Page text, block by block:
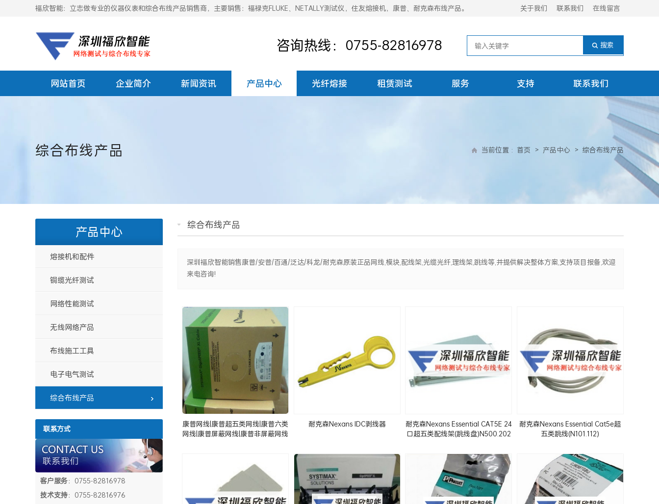
福欣智能：立志做专业的仪器仪表和综合布线产品销售商，主要销售：福禄克FLUKE、NETALLY测试仪，住友熔接机，康普、耐克森布线产品。 关于我们 联系我们 在线留言
咨询热线：0755-82816978
网站首页 企业简介 新闻资讯 产品中心 光纤熔接 租赁测试 服务 支持 联系我们
综合布线产品 当前位置 : 首页 > 产品中心 > 综合布线产品
综合布线产品
深圳福欣智能销售康普/安普/百通/泛达/科龙/耐克森原装正品网线,模块,配线架,光缆光纤,理线架,跳线等,并提供解决整体方案,支持项目报备,欢迎
来电咨询!
康普网线|康普超五类网线|康普六类
网线|康普屏蔽网线|康普非屏蔽网线
耐克森Nexans IDC剥线器
耐克森Nexans Essential CAT5E 24
口超五类配线架(跳线盘)N500.202
耐克森Nexans Essential Cat5e超
五类跳线(N101.112)
产品中心
熔接机和配件
铜缆光纤测试
网络性能测试
无线网络产品
布线施工工具
电子电气测试
综合布线产品
联系方式
客户服务：0755-82816978
技术支持：0755-82816976